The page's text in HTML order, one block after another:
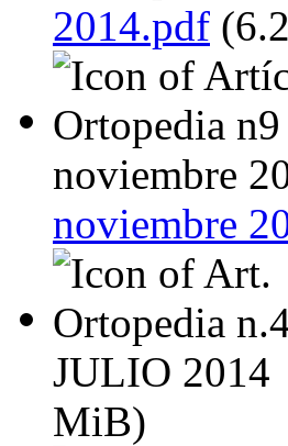
2014.pdf
noviembre
MiB)